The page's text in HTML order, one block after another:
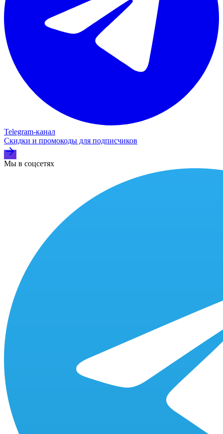
Telegram‑канал
Скидки и промокоды для подписчиков
Мы в соцсетях